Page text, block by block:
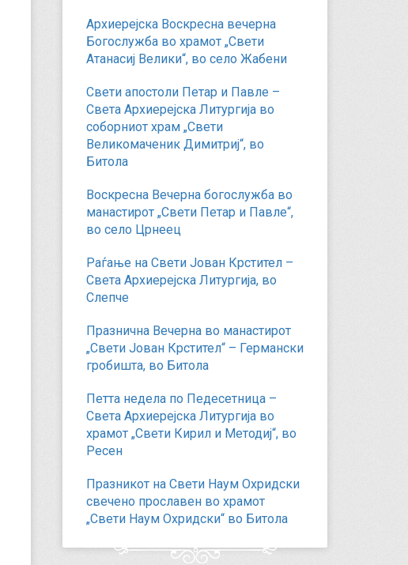
Архиерејска Воскресна вечерна
Богослужба во храмот „Свети
Атанасиј Велики“, во село Жабени
Свети апостоли Петар и Павле –
Света Архиерејска Литургија во
соборниот храм „Свети
Великомаченик Димитриј“, во
Битола
Воскресна Вечерна богослужба во
манастирот „Свети Петар и Павле“,
во село Црнеец
Раѓање на Свети Јован Крстител –
Света Архиерејска Литургија, во
Слепче
Празнична Вечерна во манастирот
„Свети Јован Крстител“ – Германски
гробишта, во Битола
Петта недела по Педесетница –
Света Архиерејска Литургија во
храмот „Свети Кирил и Методиј“, во
Ресен
Празникот на Свети Наум Охридски
свечено прославен во храмот
„Свети Наум Охридски“ во Битола